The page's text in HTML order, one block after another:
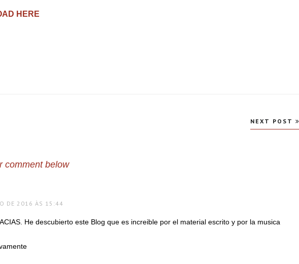
HERE
NEXT POST
comment below
DE 2016 ÀS 15:44
He descubierto este Blog que es increible por el material escrito y por la musica